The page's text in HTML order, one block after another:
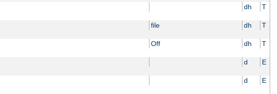
dh T
file dh T
Off dh T
d E
d E